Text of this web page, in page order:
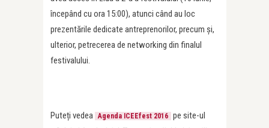
începând cu ora 15:00), atunci când au loc
prezentările dedicate antreprenorilor, precum și,
ulterior, petrecerea de networking din finalul
festivalului.
Puteți vedea Agenda ICEEfest 2016 pe site-ul